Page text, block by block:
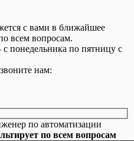
с вами в ближайшее
всем вопросам.
понедельника по пятницу с
нам:
по автоматизации
по всем вопросам